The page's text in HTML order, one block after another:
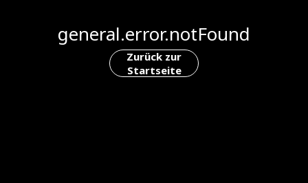
general.error.notFound
Zurück zur
Startseite